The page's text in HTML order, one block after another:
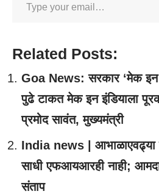
Related Posts:
Goa News: सरकार ‘मेक इन
पुढे टाकत मेक इन इंडियाला
प्रमोद सावंत, मुख्यमंत्री
India news | आभाळाएवढ्या
साधी एफआयआरही नाही;
संताप